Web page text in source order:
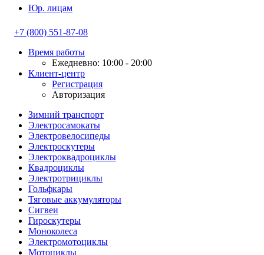
Юр. лицам
+7 (800) 551-87-08
Время работы
Ежедневно: 10:00 - 20:00
Клиент-центр
Регистрация
Авторизация
Зимний транспорт
Электросамокаты
Электровелосипеды
Электроскутеры
Электроквадроциклы
Квадроциклы
Электротрициклы
Гольфкары
Тяговые аккумуляторы
Сигвеи
Гироскутеры
Моноколеса
Электромотоциклы
Мотоциклы